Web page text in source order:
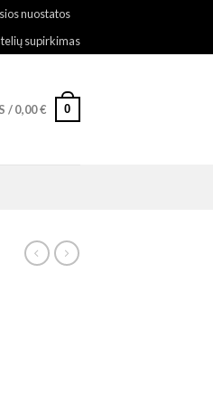
nuostatos
supirkimas
/0,00€ 0